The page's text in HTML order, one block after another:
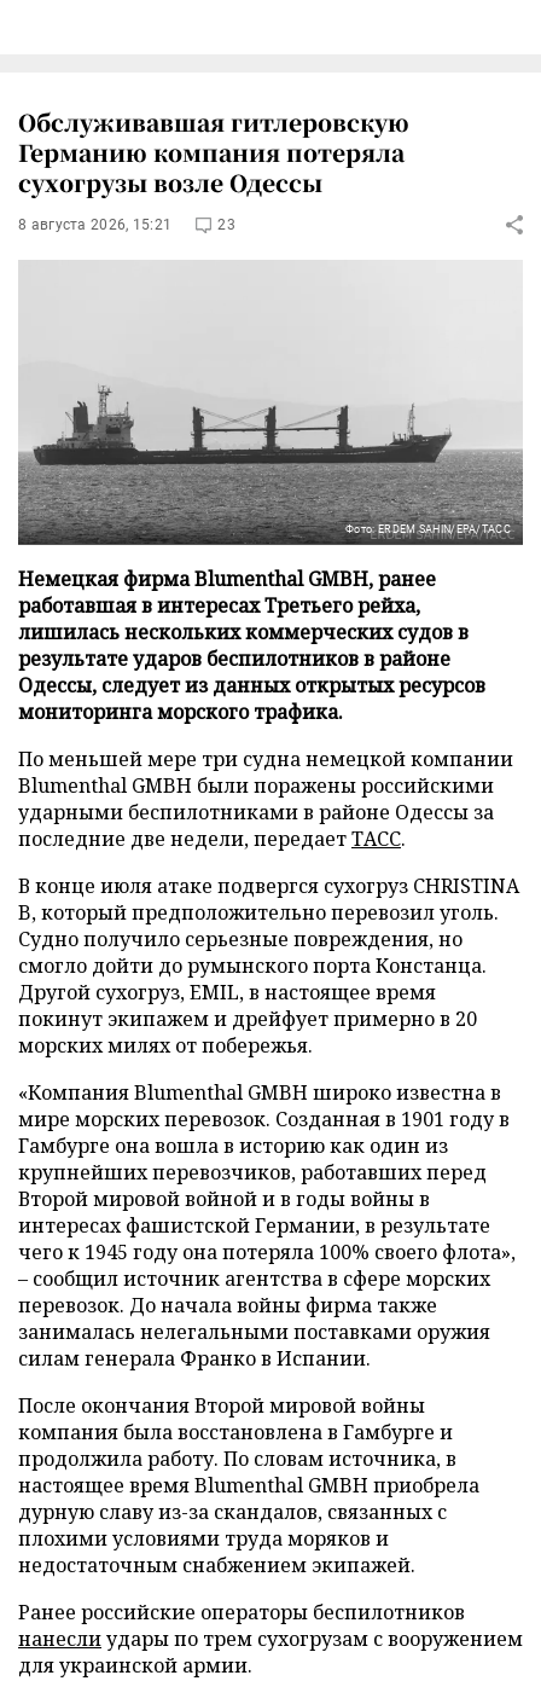
Обслуживавшая гитлеровскую
Германию компания потеряла
сухогрузы возле Одессы
8 августа 2026, 15:21 23
Фото: ERDEM SAHIN/EPA/ТАСС
Немецкая фирма Blumenthal GMBH, ранее
работавшая в интересах Третьего рейха,
лишилась нескольких коммерческих судов в
результате ударов беспилотников в районе
Одессы, следует из данных открытых ресурсов
мониторинга морского трафика.
По меньшей мере три судна немецкой компании
Blumenthal GMBH были поражены российскими
ударными беспилотниками в районе Одессы за
последние две недели, передаетТАСС.
В конце июля атаке подвергся сухогруз CHRISTINA
B, который предположительно перевозил уголь.
Судно получило серьезные повреждения, но
смогло дойти до румынского порта Констанца.
Другой сухогруз, EMIL, в настоящее время
покинут экипажем и дрейфует примерно в 20
морских милях от побережья.
«Компания Blumenthal GMBH широко известна в
мире морских перевозок. Созданная в 1901 году в
Гамбурге она вошла в историю как один из
крупнейших перевозчиков, работавших перед
Второй мировой войной и в годы войны в
интересах фашистской Германии, в результате
чего к 1945 году она потеряла 100% своего флота»,
– сообщил источник агентства в сфере морских
перевозок. До начала войны фирма также
занималась нелегальными поставками оружия
силам генерала Франко в Испании.
После окончания Второй мировой войны
компания была восстановлена в Гамбурге и
продолжила работу. По словам источника, в
настоящее время Blumenthal GMBH приобрела
дурную славу из-за скандалов, связанных с
плохими условиями труда моряков и
недостаточным снабжением экипажей.
Ранее российские операторы беспилотников
нанеслиудары по трем сухогрузам с вооружением
для украинской армии.